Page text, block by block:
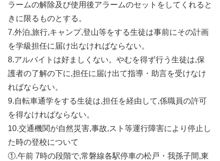
ラームの解除及び使用後アラームのセットをしてくれると
きに限るものとする。
7.外泊,旅行,キャンプ,登山等をする生徒は事前にその計画
を学級担任に届け出なければならない。
8.アルバイトは好ましくない。やむを得ず行う生徒は,保
護者の了解の下に,担任に届け出て指導・助言を受けなけ
ればならない。
9.自転車通学をする生徒は,担任を経由して,係職員の許可
を得なければならない。
10.交通機関が自然災害,事故,スト等運行障害により停止し
た時の登校について
①.午前 7時の段階で,常磐線各駅停車の松戸・我孫子間,東